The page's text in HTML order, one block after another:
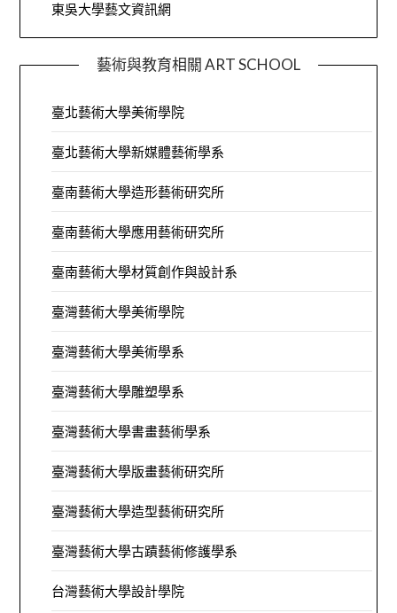
東吳大學藝文資訊網
藝術與教育相關 ART SCHOOL
臺北藝術大學美術學院
臺北藝術大學新媒體藝術學系
臺南藝術大學造形藝術研究所
臺南藝術大學應用藝術研究所
臺南藝術大學材質創作與設計系
臺灣藝術大學美術學院
臺灣藝術大學美術學系
臺灣藝術大學雕塑學系
臺灣藝術大學書畫藝術學系
臺灣藝術大學版畫藝術研究所
臺灣藝術大學造型藝術研究所
臺灣藝術大學古蹟藝術修護學系
台灣藝術大學設計學院